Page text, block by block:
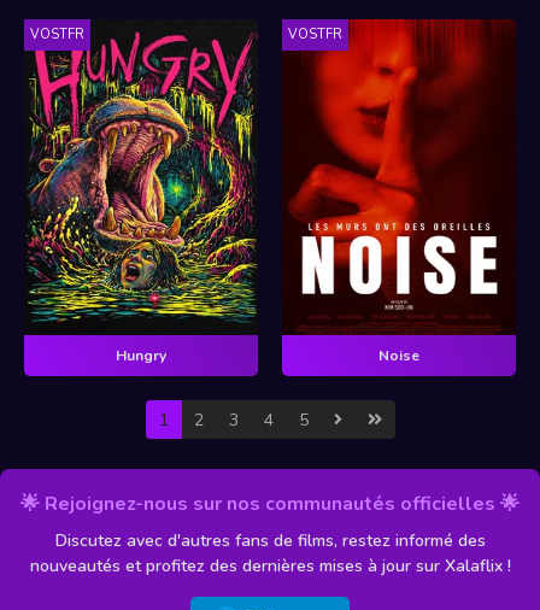
VOSTFR
Hungry
VOSTFR
Noise
1 2 3 4 5
🌟 Rejoignez-nous sur nos communautés officielles 🌟
Discutez avec d'autres fans de films, restez informé des
nouveautés et profitez des dernières mises à jour sur Xalaflix !